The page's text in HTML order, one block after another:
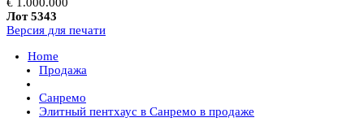
€ 1.000.000
Лот 5343
Версия для печати
Home
Продажа
Санремо
Элитный пентхаус в Санремо в продаже